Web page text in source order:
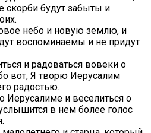
скорби будут забыты и
небо и новую землю, и
воспоминаемы и не придут
и радоваться вовеки о
вот, Я творю Иерусалим
радостью.
Иерусалиме и веселиться о
в нем более голос